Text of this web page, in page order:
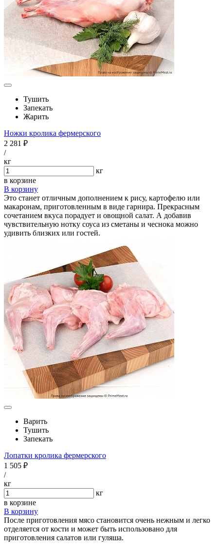
Тушить
Запекать
Жарить
Ножки кролика фермерского
2 281 ₽
/
кг
кг
в корзине
В корзину
Это станет отличным дополнением к рису, картофелю или
макаронам, приготовленным в виде гарнира. Прекрасным
сочетанием вкуса порадует и овощной салат. А добавив
чувствительную нотку соуса из сметаны и чеснока можно
удивить близких или гостей.
Варить
Тушить
Запекать
Лопатки кролика фермерского
1 505 ₽
/
кг
кг
в корзине
В корзину
После приготовления мясо становится очень нежным и легко
отделяется от кости и может быть использовано для
приготовления салатов или гуляша.